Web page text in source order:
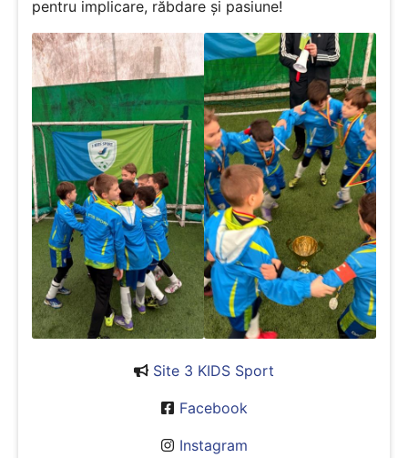
pentru implicare, răbdare și pasiune!
Site 3 KIDS Sport
Facebook
Instagram